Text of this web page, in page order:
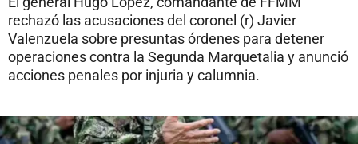
rechazó las acusaciones del coronel (r) Javier
Valenzuela sobre presuntas órdenes para detener
operaciones contra la Segunda Marquetalia y anunció
acciones penales por injuria y calumnia.